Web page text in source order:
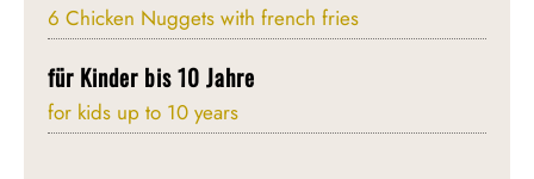
6 Chicken Nuggets with french fries
für Kinder bis 10 Jahre
for kids up to 10 years